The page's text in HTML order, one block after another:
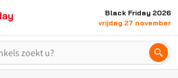
Black Friday 2026
vrijdag 27 november